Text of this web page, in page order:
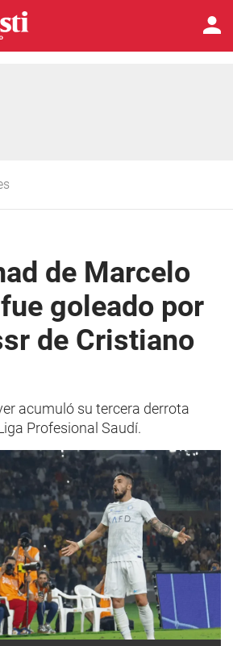
de Marcelo
goleado por
de Cristiano
acumuló su tercera derrota
Profesional Saudí.